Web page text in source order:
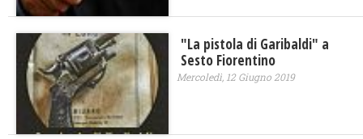
"La pistola di Garibaldi" a
Sesto Fiorentino
Mercoledì, 12 Giugno 2019